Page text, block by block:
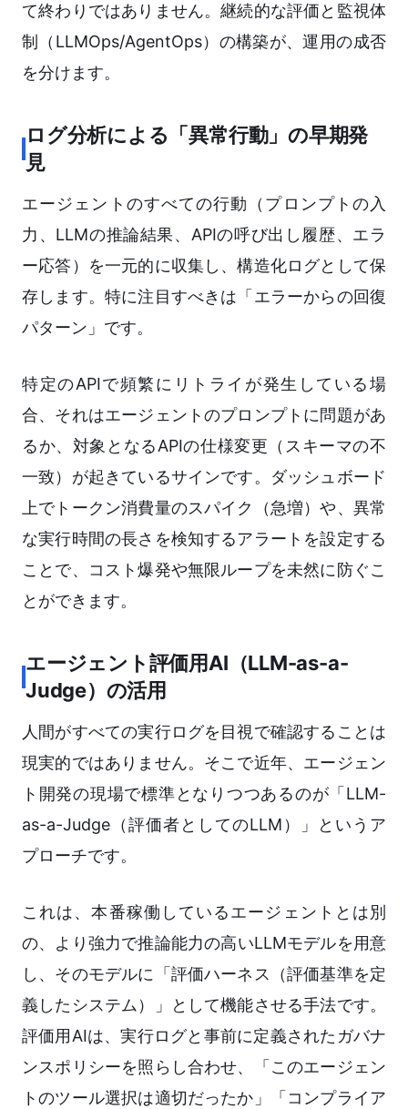
て終わりではありません。継続的な評価と監視体
制（LLMOps/AgentOps）の構築が、運用の成否
を分けます。
ログ分析による「異常行動」の早期発
見
エージェントのすべての行動（プロンプトの入
力、LLMの推論結果、APIの呼び出し履歴、エラ
ー応答）を一元的に収集し、構造化ログとして保
存します。特に注目すべきは「エラーからの回復
パターン」です。
特定のAPIで頻繁にリトライが発生している場
合、それはエージェントのプロンプトに問題があ
るか、対象となるAPIの仕様変更（スキーマの不
一致）が起きているサインです。ダッシュボード
上でトークン消費量のスパイク（急増）や、異常
な実行時間の長さを検知するアラートを設定する
ことで、コスト爆発や無限ループを未然に防ぐこ
とができます。
エージェント評価用AI（LLM-as-a-
Judge）の活用
人間がすべての実行ログを目視で確認することは
現実的ではありません。そこで近年、エージェン
ト開発の現場で標準となりつつあるのが「LLM-
as-a-Judge（評価者としてのLLM）」というア
プローチです。
これは、本番稼働しているエージェントとは別
の、より強力で推論能力の高いLLMモデルを用意
し、そのモデルに「評価ハーネス（評価基準を定
義したシステム）」として機能させる手法です。
評価用AIは、実行ログと事前に定義されたガバナ
ンスポリシーを照らし合わせ、「このエージェン
トのツール選択は適切だったか」「コンプライア